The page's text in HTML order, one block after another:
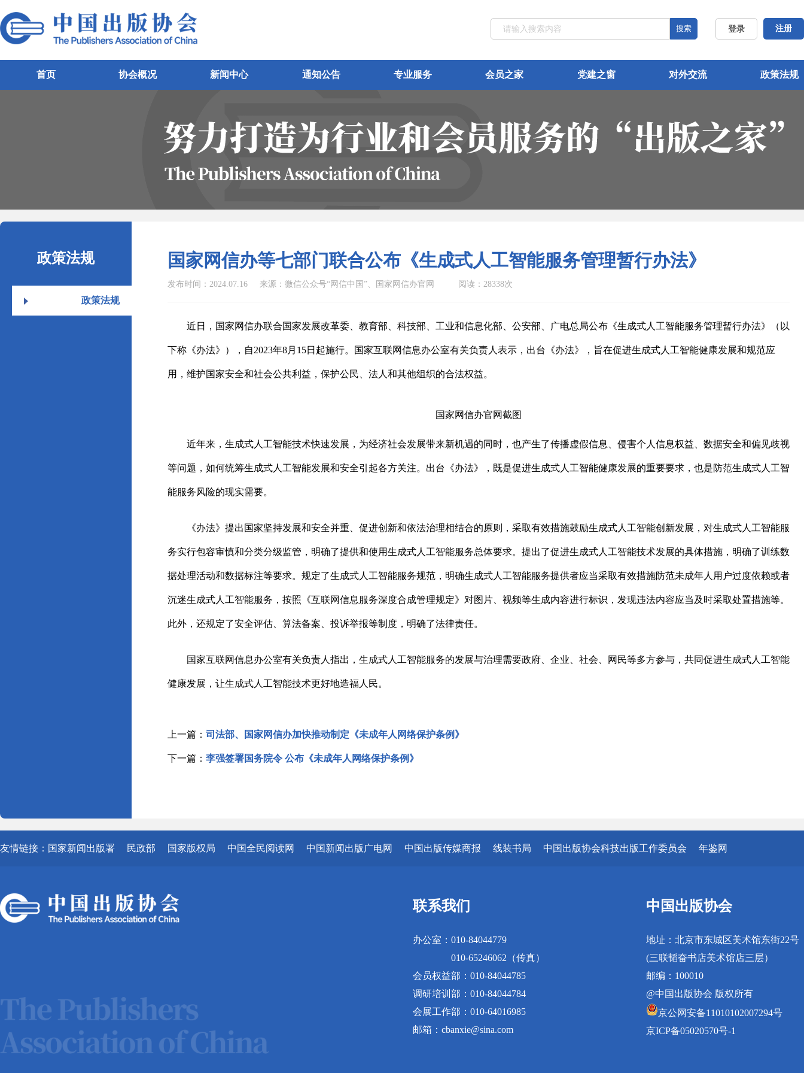
登录 注册
搜索
首页 协会概况 新闻中心 通知公告 专业服务 会员之家 党建之窗 对外交流 政策法规
政策法规
政策法规
国家网信办等七部门联合公布《生成式人工智能服务管理暂行办法》
发布时间：2024.07.16 来源：微信公众号“网信中国”、国家网信办官网 阅读：28338次
近日，国家网信办联合国家发展改革委、教育部、科技部、工业和信息化部、公安部、广电总局公布《生成式人工智能服务管理暂行办法》（以
下称《办法》），自2023年8月15日起施行。国家互联网信息办公室有关负责人表示，出台《办法》，旨在促进生成式人工智能健康发展和规范应
用，维护国家安全和社会公共利益，保护公民、法人和其他组织的合法权益。
国家网信办官网截图
近年来，生成式人工智能技术快速发展，为经济社会发展带来新机遇的同时，也产生了传播虚假信息、侵害个人信息权益、数据安全和偏见歧视
等问题，如何统筹生成式人工智能发展和安全引起各方关注。出台《办法》，既是促进生成式人工智能健康发展的重要要求，也是防范生成式人工智
能服务风险的现实需要。
《办法》提出国家坚持发展和安全并重、促进创新和依法治理相结合的原则，采取有效措施鼓励生成式人工智能创新发展，对生成式人工智能服
务实行包容审慎和分类分级监管，明确了提供和使用生成式人工智能服务总体要求。提出了促进生成式人工智能技术发展的具体措施，明确了训练数
据处理活动和数据标注等要求。规定了生成式人工智能服务规范，明确生成式人工智能服务提供者应当采取有效措施防范未成年人用户过度依赖或者
沉迷生成式人工智能服务，按照《互联网信息服务深度合成管理规定》对图片、视频等生成内容进行标识，发现违法内容应当及时采取处置措施等。
此外，还规定了安全评估、算法备案、投诉举报等制度，明确了法律责任。
国家互联网信息办公室有关负责人指出，生成式人工智能服务的发展与治理需要政府、企业、社会、网民等多方参与，共同促进生成式人工智能
健康发展，让生成式人工智能技术更好地造福人民。
上一篇： 司法部、国家网信办加快推动制定《未成年人网络保护条例》
下一篇： 李强签署国务院令 公布《未成年人网络保护条例》
友情链接： 国家新闻出版署 民政部 国家版权局 中国全民阅读网 中国新闻出版广电网 中国出版传媒商报 线装书局 中国出版协会科技出版工作委员会 年鉴网
联系我们
办公室：010-84044779
010-65246062（传真）
会员权益部：010-84044785
调研培训部：010-84044784
会展工作部：010-64016985
邮箱：cbanxie@sina.com
中国出版协会
地址：北京市东城区美术馆东街22号
(三联韬奋书店美术馆店三层）
邮编：100010
@中国出版协会 版权所有
京公网安备11010102007294号
京ICP备05020570号-1